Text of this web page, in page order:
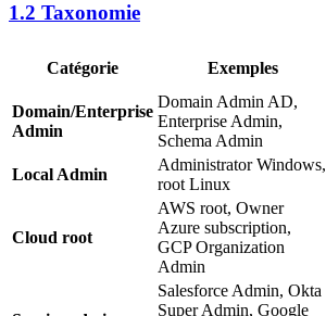
1.2 Taxonomie
Catégorie Exemples
Domain/Enterprise
Admin
Domain Admin AD,
Enterprise Admin,
Schema Admin
Local Admin
Administrator Windows,
root Linux
Cloud root
AWS root, Owner
Azure subscription,
GCP Organization
Admin
Salesforce Admin, Okta
Super Admin, Google